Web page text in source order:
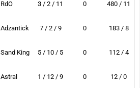
RdO 3 / 2 / 11 0 480 / 11
Adzantick 7 / 2 / 9 0 183 / 8
Sand King 5 / 10 / 5 0 112 / 4
Astral 1 / 12 / 9 0 12 / 0